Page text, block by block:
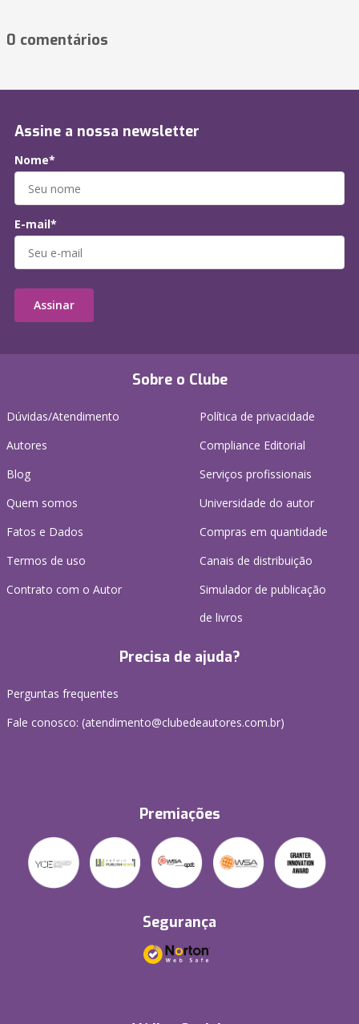
0 comentários
Sobre o Clube
Dúvidas/Atendimento
Autores
Blog
Quem somos
Fatos e Dados
Termos de uso
Contrato com o Autor
Política de privacidade
Compliance Editorial
Serviços profissionais
Universidade do autor
Compras em quantidade
Canais de distribuição
Simulador de publicação
de livros
Precisa de ajuda?
Perguntas frequentes
Fale conosco: (atendimento@clubedeautores.com.br)
Premiações
Segurança
Assine a nossa newsletter
Nome*
E-mail*
Assinar